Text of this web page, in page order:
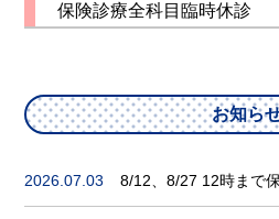
保険診療全科目臨時休診
お知ら
2026.07.03 8/12、8/27 12時まで